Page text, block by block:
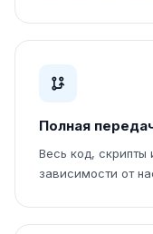
Полная
Весь код,
зависимости от